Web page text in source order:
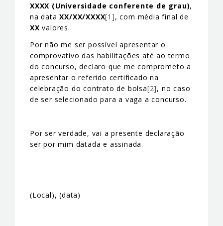
XXXX (Universidade conferente de grau),
na dataXX/XX/XXXX[1], com média final de
XX valores.
Por não me ser possível apresentar o
comprovativo das habilitações até ao termo
do concurso, declaro que me comprometo a
apresentar o referido certificado na
celebração do contrato de bolsa[2], no caso
de ser selecionado para a vaga a concurso.
Por ser verdade, vai a presente declaração
ser por mim datada e assinada.
(Local), (data)